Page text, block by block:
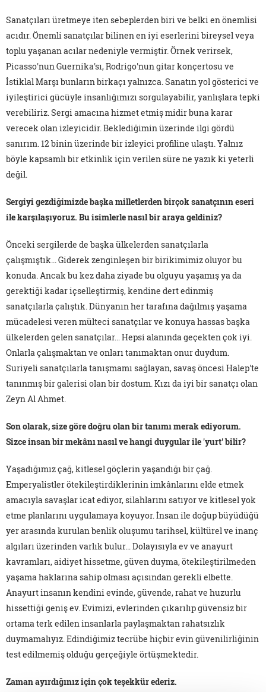
Sanatçıları üretmeye iten sebeplerden biri ve belki en önemlisi
acıdır. Önemli sanatçılar bilinen en iyi eserlerini bireysel veya
toplu yaşanan acılar nedeniyle vermiştir. Örnek verirsek,
Picasso'nun Guernika'sı, Rodrigo'nun gitar konçertosu ve
İstiklal Marşı bunların birkaçı yalnızca. Sanatın yol gösterici ve
iyileştirici gücüyle insanlığımızı sorgulayabilir, yanlışlara tepki
verebiliriz. Sergi amacına hizmet etmiş midir buna karar
verecek olan izleyicidir. Beklediğimin üzerinde ilgi gördü
sanırım. 12 binin üzerinde bir izleyici profiline ulaştı. Yalnız
böyle kapsamlı bir etkinlik için verilen süre ne yazık ki yeterli
değil.
Sergiyi gezdiğimizde başka milletlerden birçok sanatçının eseri
ile karşılaşıyoruz. Bu isimlerle nasıl bir araya geldiniz?
Önceki sergilerde de başka ülkelerden sanatçılarla
çalışmıştık... Giderek zenginleşen bir birikimimiz oluyor bu
konuda. Ancak bu kez daha ziyade bu olguyu yaşamış ya da
gerektiği kadar içselleştirmiş, kendine dert edinmiş
sanatçılarla çalıştık. Dünyanın her tarafına dağılmış yaşama
mücadelesi veren mülteci sanatçılar ve konuya hassas başka
ülkelerden gelen sanatçılar… Hepsi alanında geçekten çok iyi.
Onlarla çalışmaktan ve onları tanımaktan onur duydum.
Suriyeli sanatçılarla tanışmamı sağlayan, savaş öncesi Halep'te
tanınmış bir galerisi olan bir dostum. Kızı da iyi bir sanatçı olan
Zeyn Al Ahmet.
Son olarak, size göre doğru olan bir tanımı merak ediyorum.
Sizce insan bir mekânı nasıl ve hangi duygular ile 'yurt' bilir?
Yaşadığımız çağ, kitlesel göçlerin yaşandığı bir çağ.
Emperyalistler ötekileştirdiklerinin imkânlarını elde etmek
amacıyla savaşlar icat ediyor, silahlarını satıyor ve kitlesel yok
etme planlarını uygulamaya koyuyor. İnsan ile doğup büyüdüğü
yer arasında kurulan benlik oluşumu tarihsel, kültürel ve inanç
algıları üzerinden varlık bulur… Dolayısıyla ev ve anayurt
kavramları, aidiyet hissetme, güven duyma, ötekileştirilmeden
yaşama haklarına sahip olması açısından gerekli elbette.
Anayurt insanın kendini evinde, güvende, rahat ve huzurlu
hissettiği geniş ev. Evimizi, evlerinden çıkarılıp güvensiz bir
ortama terk edilen insanlarla paylaşmaktan rahatsızlık
duymamalıyız. Edindiğimiz tecrübe hiçbir evin güvenilirliğinin
test edilmemiş olduğu gerçeğiyle örtüşmektedir.
Zaman ayırdığınız için çok teşekkür ederiz.